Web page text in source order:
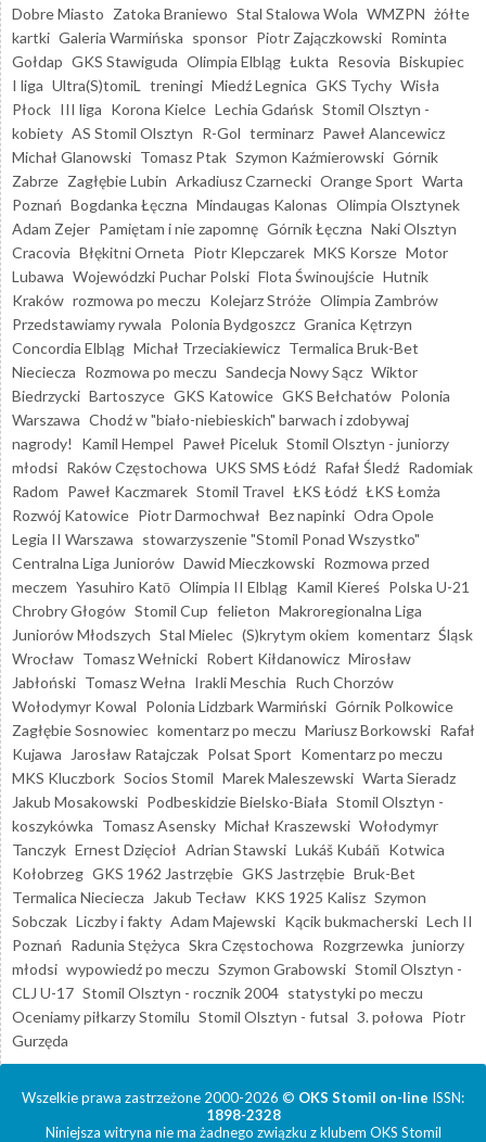
Dobre Miasto Zatoka Braniewo Stal Stalowa Wola WMZPN żółte
kartki Galeria Warmińska sponsor Piotr Zajączkowski Rominta
Gołdap GKS Stawiguda Olimpia Elbląg Łukta Resovia Biskupiec
I liga Ultra(S)tomiL treningi Miedź Legnica GKS Tychy Wisła
Płock III liga Korona Kielce Lechia Gdańsk Stomil Olsztyn -
kobiety AS Stomil Olsztyn R-Gol terminarz Paweł Alancewicz
Michał Glanowski Tomasz Ptak Szymon Kaźmierowski Górnik
Zabrze Zagłębie Lubin Arkadiusz Czarnecki Orange Sport Warta
Poznań Bogdanka Łęczna Mindaugas Kalonas Olimpia Olsztynek
Adam Zejer Pamiętam i nie zapomnę Górnik Łęczna Naki Olsztyn
Cracovia Błękitni Orneta Piotr Klepczarek MKS Korsze Motor
Lubawa Wojewódzki Puchar Polski Flota Świnoujście Hutnik
Kraków rozmowa po meczu Kolejarz Stróże Olimpia Zambrów
Przedstawiamy rywala Polonia Bydgoszcz Granica Kętrzyn
Concordia Elbląg Michał Trzeciakiewicz Termalica Bruk-Bet
Nieciecza Rozmowa po meczu Sandecja Nowy Sącz Wiktor
Biedrzycki Bartoszyce GKS Katowice GKS Bełchatów Polonia
Warszawa Chodź w "biało-niebieskich" barwach i zdobywaj
nagrody!
Kamil Hempel Paweł Piceluk Stomil Olsztyn - juniorzy
młodsi Raków Częstochowa UKS SMS Łódź Rafał Śledź Radomiak
Radom Paweł Kaczmarek Stomil Travel ŁKS Łódź ŁKS Łomża
Rozwój Katowice Piotr Darmochwał Bez napinki Odra Opole
Legia II Warszawa stowarzyszenie "Stomil Ponad Wszystko"
Centralna Liga Juniorów Dawid Mieczkowski Rozmowa przed
meczem Yasuhiro Katō Olimpia II Elbląg Kamil Kiereś Polska U-21
Chrobry Głogów Stomil Cup felieton Makroregionalna Liga
Juniorów Młodszych Stal Mielec (S)krytym okiem komentarz Śląsk
Wrocław Tomasz Wełnicki Robert Kiłdanowicz Mirosław
Jabłoński Tomasz Wełna Irakli Meschia Ruch Chorzów
Wołodymyr Kowal Polonia Lidzbark Warmiński Górnik Polkowice
Zagłębie Sosnowiec komentarz po meczu Mariusz Borkowski Rafał
Kujawa
Jarosław Ratajczak Polsat Sport Komentarz po meczu
MKS Kluczbork Socios Stomil Marek Maleszewski Warta Sieradz
Jakub Mosakowski Podbeskidzie Bielsko-Biała Stomil Olsztyn -
koszykówka Tomasz Asensky Michał Kraszewski Wołodymyr
Tanczyk Ernest Dzięcioł Adrian Stawski Lukáš Kubáň Kotwica
Kołobrzeg GKS 1962 Jastrzębie GKS Jastrzębie Bruk-Bet
Termalica Nieciecza
Jakub Tecław KKS 1925 Kalisz Szymon
Sobczak Liczby i fakty Adam Majewski Kącik bukmacherski Lech II
Poznań Radunia Stężyca Skra Częstochowa Rozgrzewka juniorzy
młodsi wypowiedź po meczu Szymon Grabowski Stomil Olsztyn -
CLJ U-17 Stomil Olsztyn - rocznik 2004 statystyki po meczu
Oceniamy piłkarzy Stomilu Stomil Olsztyn - futsal 3. połowa Piotr
Gurzęda
Wszelkie prawa zastrzeżone 2000-2026 © OKS Stomil on-line ISSN:
1898-2328
Niniejsza witryna nie ma żadnego związku z klubem OKS Stomil